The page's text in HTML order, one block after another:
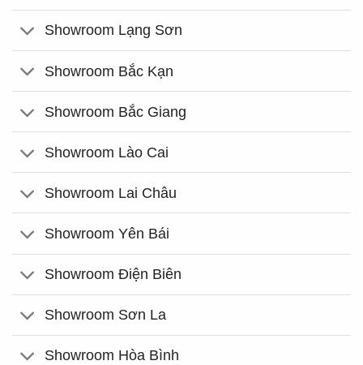
Showroom Lạng Sơn
Showroom Bắc Kạn
Showroom Bắc Giang
Showroom Lào Cai
Showroom Lai Châu
Showroom Yên Bái
Showroom Điện Biên
Showroom Sơn La
Showroom Hòa Bình